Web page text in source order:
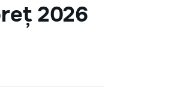
2026